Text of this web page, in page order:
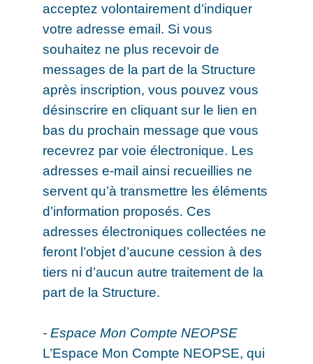
acceptez volontairement d’indiquer
votre adresse email. Si vous
souhaitez ne plus recevoir de
messages de la part de la Structure
après inscription, vous pouvez vous
désinscrire en cliquant sur le lien en
bas du prochain message que vous
recevrez par voie électronique. Les
adresses e-mail ainsi recueillies ne
servent qu’à transmettre les éléments
d’information proposés. Ces
adresses électroniques collectées ne
feront l’objet d’aucune cession à des
tiers ni d’aucun autre traitement de la
part de la Structure.
- Espace Mon Compte NEOPSE
L’Espace Mon Compte NEOPSE, qui